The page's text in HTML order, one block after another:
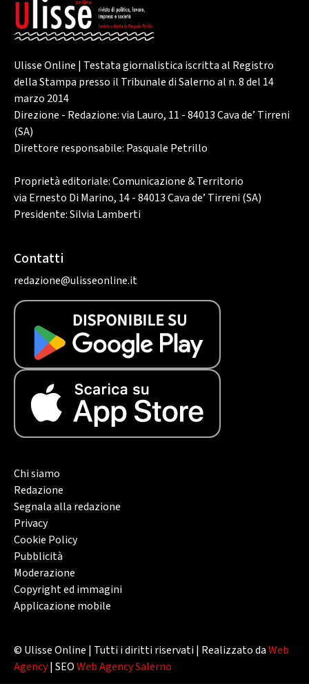
Ulisse Online | Testata giornalistica iscritta al Registro
della Stampa presso il Tribunale di Salerno al n. 8 del 14
marzo 2014
Direzione - Redazione: via Lauro, 11 - 84013 Cava de’ Tirreni
(SA)
Direttore responsabile: Pasquale Petrillo
Proprietà editoriale: Comunicazione & Territorio
via Ernesto Di Marino, 14 - 84013 Cava de’ Tirreni (SA)
Presidente: Silvia Lamberti
Contatti
redazione@ulisseonline.it
Chi siamo
Redazione
Segnala alla redazione
Privacy
Cookie Policy
Pubblicità
Moderazione
Copyright ed immagini
Applicazione mobile
© Ulisse Online | Tutti i diritti riservati | Realizzato daWeb
Agency| SEOWeb Agency Salerno